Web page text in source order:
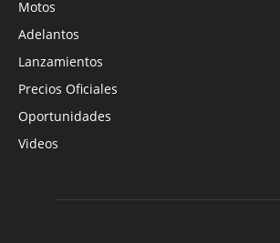
Motos
Adelantos
Lanzamientos
Precios Oficiales
Oportunidades
Videos